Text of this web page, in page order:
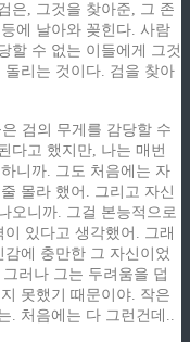
은, 그것을 찾아준, 그 존
에 날아와 꽂힌다. 사람
할 수 없는 이들에게 그것
리는 것이다. 검을 찾아
검의 무게를 감당할 수
다고 했지만, 나는 매번
니까. 그도 처음에는 자
몰라 했어. 그리고 자신
오니까. 그걸 본능적으로
있다고 생각했어. 그래
에 충만한 그 자신이었
러나 그는 두려움을 덥
못했기 때문이야. 작은
. 처음에는 다 그런건데..